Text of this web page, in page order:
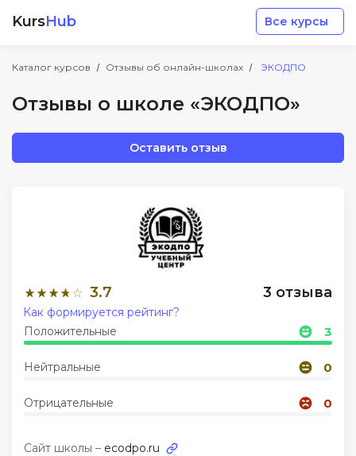
KursHub Все курсы
Каталог курсов Отзывы об онлайн-школах ЭКОДПО
Отзывы о школе «ЭКОДПО»
Оставить отзыв
3.7 3 отзыва
Положительные 3
Нейтральные 0
Отрицательные 0
Как формируется рейтинг?
Сайт школы – ecodpo.ru
Аналитика
Менеджмент